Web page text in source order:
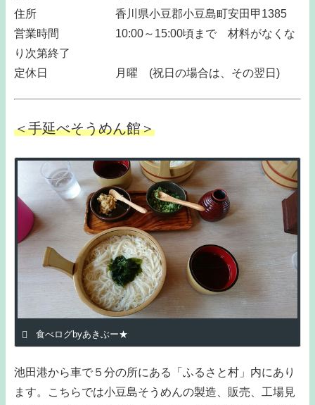
住所 香川県小豆郡小豆島町安田甲1385
営業時間 10:00～15:00頃まで 材料がなくな
り次第終了
定休日 月曜 (祝日の場合は、その翌日)
＜手延べそうめん館＞
食べログbyあきぶー★
池田港から車で５分の所にある「ふるさと村」内にあり
ます。こちらでは小豆島そうめんの製造、販売、工場見